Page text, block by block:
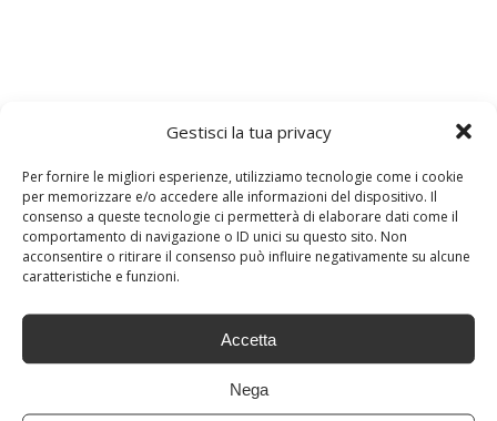
Gestisci la tua privacy
Per fornire le migliori esperienze, utilizziamo tecnologie come i cookie
per memorizzare e/o accedere alle informazioni del dispositivo. Il
consenso a queste tecnologie ci permetterà di elaborare dati come il
comportamento di navigazione o ID unici su questo sito. Non
acconsentire o ritirare il consenso può influire negativamente su alcune
caratteristiche e funzioni.
Accetta
Nega